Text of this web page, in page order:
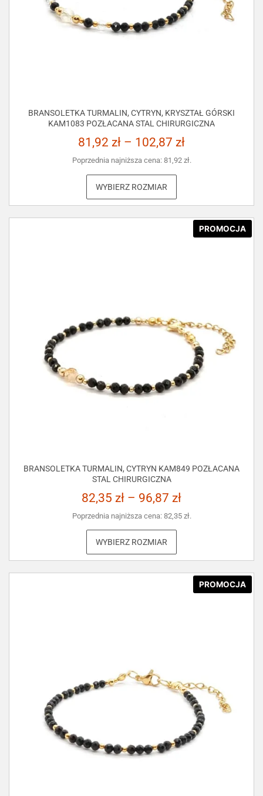
BRANSOLETKA TURMALIN, CYTRYN, KRYSZTAŁ GÓRSKI
KAM1083 POZŁACANA STAL CHIRURGICZNA
81,92 zł – 102,87 zł
Poprzednia najniższa cena: 81,92 zł.
WYBIERZ ROZMIAR
PROMOCJA
BRANSOLETKA TURMALIN, CYTRYN KAM849 POZŁACANA
STAL CHIRURGICZNA
82,35 zł – 96,87 zł
Poprzednia najniższa cena: 82,35 zł.
WYBIERZ ROZMIAR
PROMOCJA